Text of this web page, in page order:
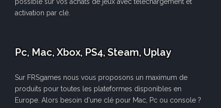
possible sur vos achats de jeux avec téléchargement et
activation par clé.
Pc, Mac, Xbox, PS4, Steam, Uplay
Sur FRSgames nous vous proposons un maximum de
produits pour toutes les plateformes disponibles en
Europe. Alors besoin d'une clé pour Mac, Pc ou console ?